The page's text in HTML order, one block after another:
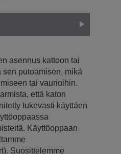
asennus kattoon tai
putoamisen, mikä
tai vaurioihin.
että katon
tukevasti käyttäen
Käyttöoppaan
Suosittelemme